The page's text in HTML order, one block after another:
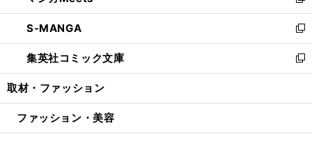
開
く
ウ
で
開
く
ン
ド
ウ
で
開
ウ
ィ
ン
ド
ウ
開
し
い
ウ
ィ
ン
ウ
開
S-MANGA
新
し
い
ウ
ン
ウ
集英社コミック文庫
新
し
ウ
ン
取材・ファッション
ファッション・美容